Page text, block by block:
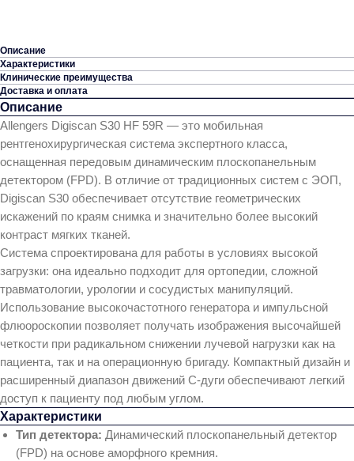
Описание
Характеристики
Клинические преимущества
Доставка и оплата
Описание
Allengers Digiscan S30 HF 59R — это мобильная
рентгенохирургическая система экспертного класса,
оснащенная передовым динамическим плоскопанельным
детектором (FPD). В отличие от традиционных систем с ЭОП,
Digiscan S30 обеспечивает отсутствие геометрических
искажений по краям снимка и значительно более высокий
контраст мягких тканей.
Система спроектирована для работы в условиях высокой
загрузки: она идеально подходит для ортопедии, сложной
травматологии, урологии и сосудистых манипуляций.
Использование высокочастотного генератора и импульсной
флюороскопии позволяет получать изображения высочайшей
четкости при радикальном снижении лучевой нагрузки как на
пациента, так и на операционную бригаду. Компактный дизайн и
расширенный диапазон движений С-дуги обеспечивают легкий
доступ к пациенту под любым углом.
Характеристики
Тип детектора: Динамический плоскопанельный детектор
(FPD) на основе аморфного кремния.